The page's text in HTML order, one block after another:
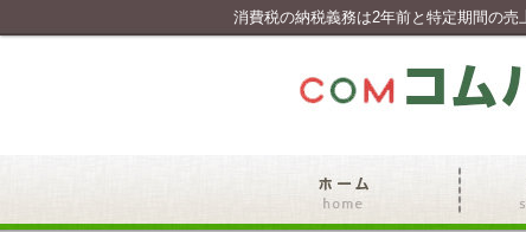
消費税の納税義務は2年前と特定期間の